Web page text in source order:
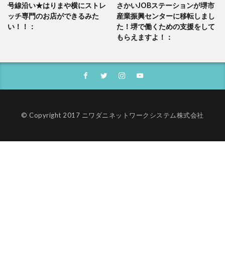
号線沿い★はりまや横にストレ
ッチ専門のお店ができるみた
い！！：
さかいJOBステーションが堺市
産業振興センターに移転しまし
た！堺で働くための支援をして
もらえますよ！：
© Copyright 2017 ニワダニネットワークシステム株式会社